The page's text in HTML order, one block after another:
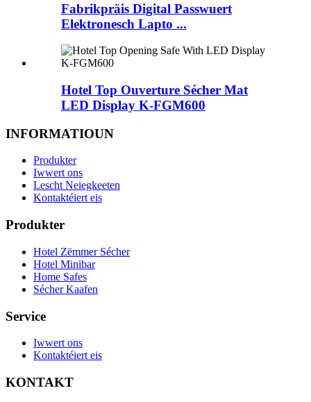
Fabrikpräis Digital Passwuert
Elektronesch Lapto ...
Hotel Top Ouverture Sécher Mat
LED Display K-FGM600
INFORMATIOUN
Produkter
Iwwert ons
Lescht Neiegkeeten
Kontaktéiert eis
Produkter
Hotel Zëmmer Sécher
Hotel Minibar
Home Safes
Sécher Kaafen
Service
Iwwert ons
Kontaktéiert eis
KONTAKT